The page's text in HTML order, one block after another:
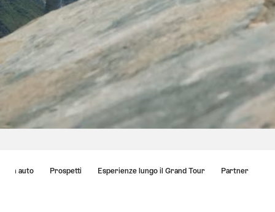
in auto Prospetti Esperienze lungo il Grand Tour Partner